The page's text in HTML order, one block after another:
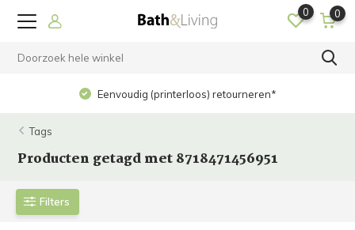
0 0
Eenvoudig (printerloos) retourneren*
Tags
Producten getagd met 8718471456951
Filters